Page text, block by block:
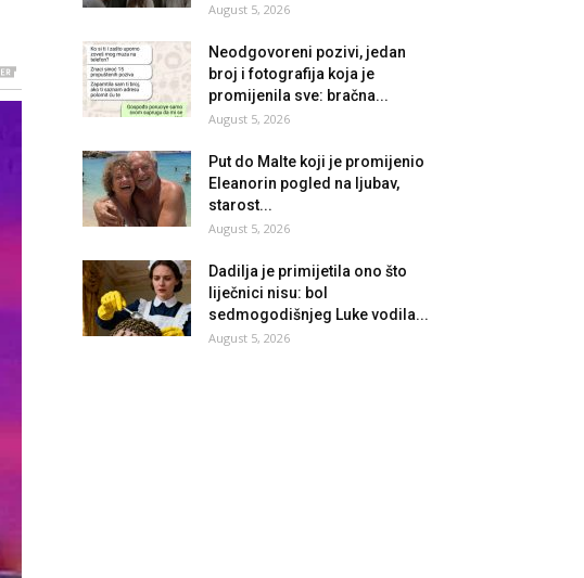
August 5, 2026
Neodgovoreni pozivi, jedan
broj i fotografija koja je
promijenila sve: bračna...
August 5, 2026
Put do Malte koji je promijenio
Eleanorin pogled na ljubav,
starost...
August 5, 2026
Dadilja je primijetila ono što
liječnici nisu: bol
sedmogodišnjeg Luke vodila...
August 5, 2026